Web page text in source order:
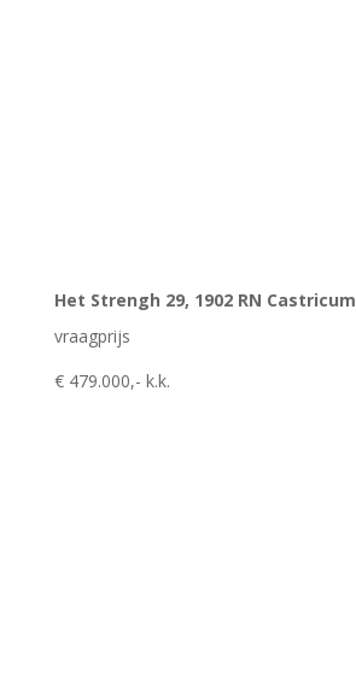
Het Strengh 29, 1902 RN Castricum
vraagprijs
€ 479.000,- k.k.